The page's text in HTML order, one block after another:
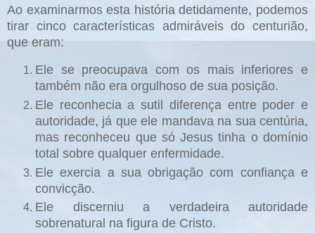
Ao examinarmos esta história detidamente, podemos
tirar cinco características admiráveis do centurião,
que eram:
Ele se preocupava com os mais inferiores e
também não era orgulhoso de sua posição.
Ele reconhecia a sutil diferença entre poder e
autoridade, já que ele mandava na sua centúria,
mas reconheceu que só Jesus tinha o domínio
total sobre qualquer enfermidade.
Ele exercia a sua obrigação com confiança e
convicção.
Ele discerniu a verdadeira autoridade
sobrenatural na figura de Cristo.